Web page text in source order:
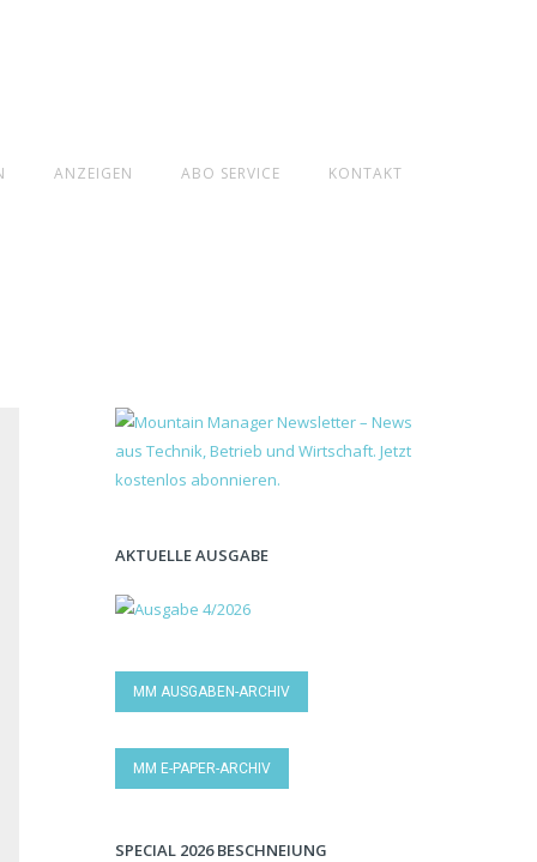
ANZEIGEN ABO SERVICE KONTAKT
AKTUELLE AUSGABE
MM AUSGABEN-ARCHIV
MM E-PAPER-ARCHIV
SPECIAL 2026 BESCHNEIUNG